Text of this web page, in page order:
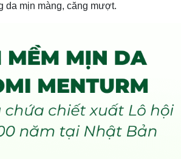
da mịn màng, căng mượt.